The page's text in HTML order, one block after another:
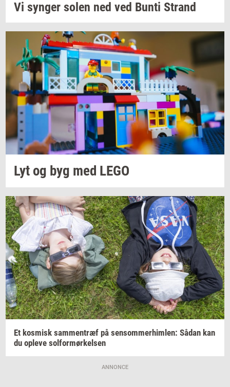
Vi syn­ger solen ned ved Bunti Strand
Lyt og byg med LEGO
Et kos­misk sam­men­træf på sen­som­mer­him­len: Sådan kan
du op­le­ve sol­for­mør­kel­sen
ANNONCE